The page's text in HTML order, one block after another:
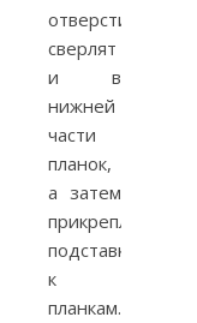
отверстия
сверлят
и в
нижней
части
планок,
а затем
прикрепляют
подставки
к
планкам.